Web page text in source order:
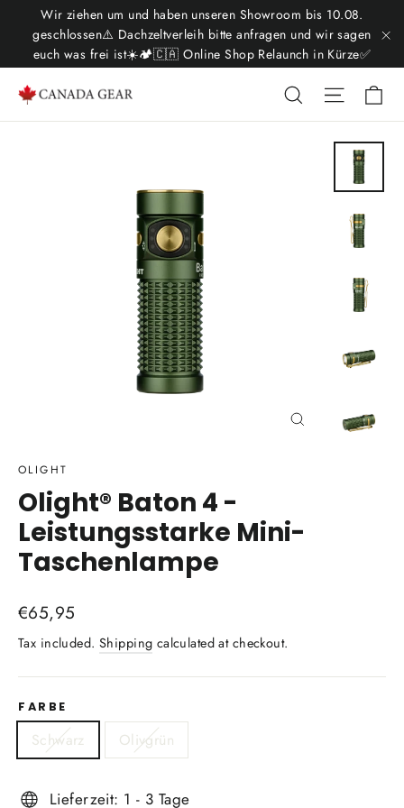
content
Wir ziehen um und haben unseren Showroom bis 10.08.
geschlossen⚠️ Dachzeltverleih bitte anfragen und wir sagen
euch was frei ist☀️🏕️🇨🇦 Online Shop Relaunch in Kürze✅
Search Site
OLIGHT
Olight® Baton 4 -
Leistungsstarke Mini-
Taschenlampe
Regular
price
Sale
price
€65,95
Tax included. Shipping calculated at checkout.
FARBE
Schwarz Olivgrün
Lieferzeit: 1 - 3 Tage